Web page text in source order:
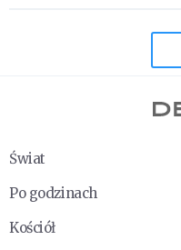
Świat
Po godzinach
Kościół